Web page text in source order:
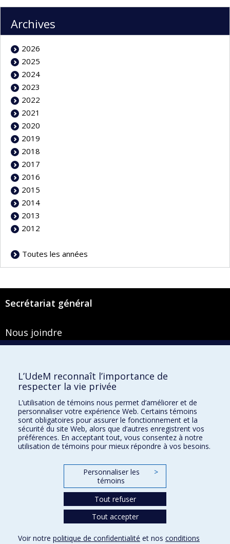
Archives
2026
2025
2024
2023
2022
2021
2020
2019
2018
2017
2016
2015
2014
2013
2012
Toutes les années
Secrétariat général
Nous joindre
Montréal (Québec) H3T 1J4
Courriel : secretariat-general@umontreal.ca
Admission
Plan du site
Accessibilité
Accès au portail sécurisé du Secrétariat général
Recherche dans le vade-mecum
L’UdeM reconnaît l’importance de
respecter la vie privée
L’utilisation de témoins nous permet d’améliorer et de
personnaliser votre expérience Web. Certains témoins
sont obligatoires pour assurer le fonctionnement et la
sécurité du site Web, alors que d’autres enregistrent vos
préférences. En acceptant tout, vous consentez à notre
utilisation de témoins pour mieux répondre à vos besoins.
Personnaliser les
témoins
>
Tout refuser
Tout accepter
Voir notre politique de confidentialité et nos conditions